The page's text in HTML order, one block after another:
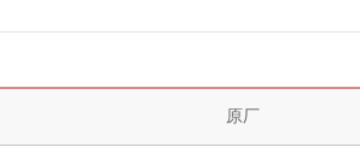
原厂